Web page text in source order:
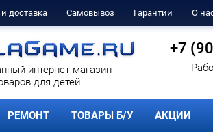
доставка Самовывоз Гарантии О
интернет-магазин
для детей
+7
РЕМОНТ ТОВАРЫ Б/У АКЦИИ